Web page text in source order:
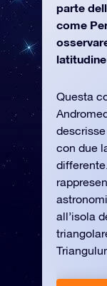
parte
come
latitudine
Questa
con due
all’isola